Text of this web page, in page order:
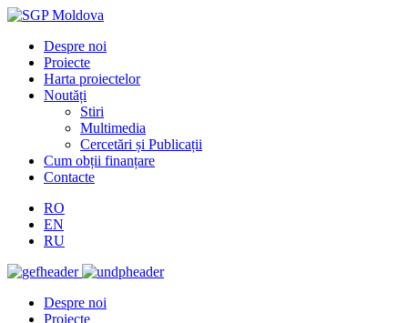
Despre noi
Proiecte
Harta proiectelor
Noutăți
Stiri
Multimedia
Cercetări și Publicații
Cum obții finanțare
Contacte
RO
EN
RU
Despre noi
Proiecte